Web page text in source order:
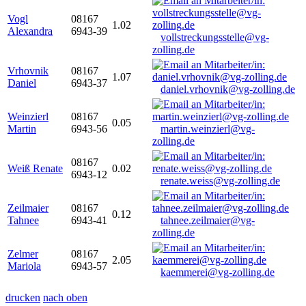
Vogl
Alexandra
08167
6943-39
1.02
vollstreckungsstelle@vg-
zolling.de
Vrhovnik
Daniel
08167
6943-37
1.07
daniel.vrhovnik@vg-zolling.de
Weinzierl
Martin
08167
6943-56
0.05
martin.weinzierl@vg-
zolling.de
Weiß Renate
08167
6943-12
0.02
renate.weiss@vg-zolling.de
Zeilmaier
Tahnee
08167
6943-41
0.12
tahnee.zeilmaier@vg-
zolling.de
Zelmer
Mariola
08167
6943-57
2.05
kaemmerei@vg-zolling.de
drucken nach oben